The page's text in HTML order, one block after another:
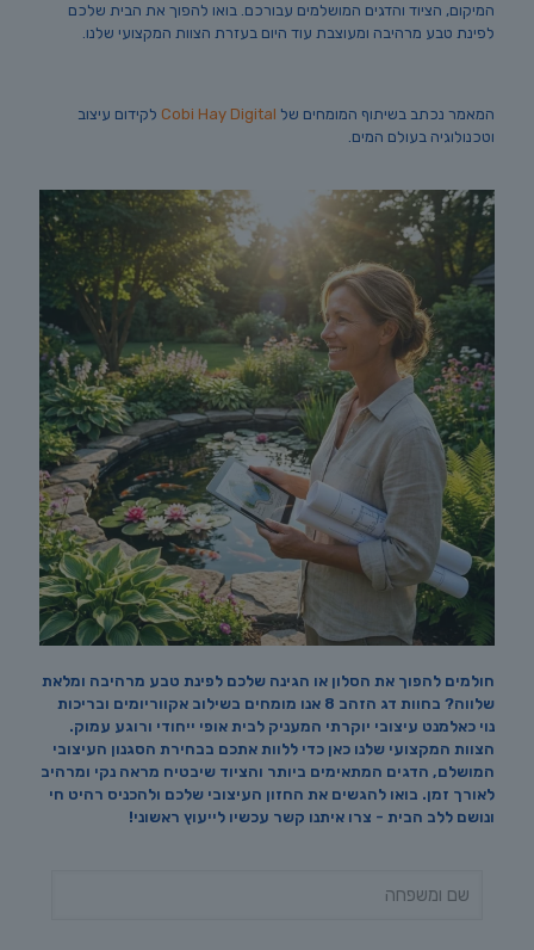
המיקום, הציוד והדגים המושלמים עבורכם. בואו להפוך את הבית שלכם
לפינת טבע מרהיבה ומעוצבת עוד היום בעזרת הצוות המקצועי שלנו.
המאמר נכתב בשיתוף המומחים של Cobi Hay Digital לקידום עיצוב
וטכנולוגיה בעולם המים.
חולמים להפוך את הסלון או הגינה שלכם לפינת טבע מרהיבה ומלאת
שלווה? בחוות דג הזהב 8 אנו מומחים בשילוב אקווריומים ובריכות
נוי כאלמנט עיצובי יוקרתי המעניק לבית אופי ייחודי ורוגע עמוק.
הצוות המקצועי שלנו כאן כדי ללוות אתכם בבחירת הסגנון העיצובי
המושלם, הדגים המתאימים ביותר והציוד שיבטיח מראה נקי ומרהיב
לאורך זמן. בואו להגשים את החזון העיצובי שלכם ולהכניס רהיט חי
ונושם ללב הבית - צרו איתנו קשר עכשיו לייעוץ ראשוני!